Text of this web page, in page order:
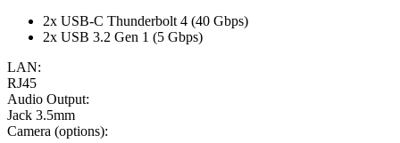
2x USB-C Thunderbolt 4 (40 Gbps)
2x USB 3.2 Gen 1 (5 Gbps)
LAN:
RJ45
Audio Output:
Jack 3.5mm
Camera (options):